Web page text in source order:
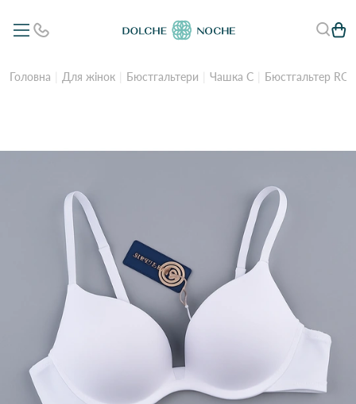
Головна Для жінок Бюстгальтери Чашка C Бюстгальтер